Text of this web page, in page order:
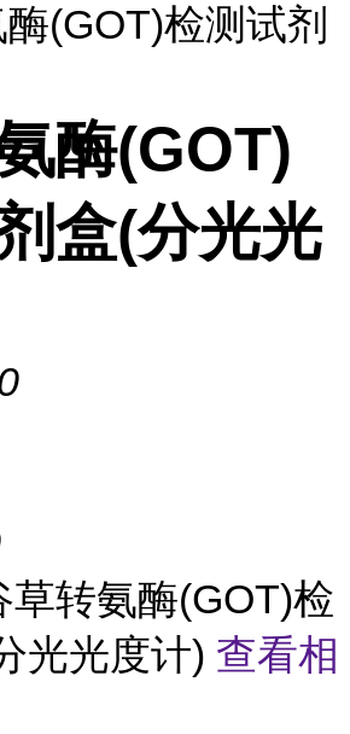
(GOT)检测试剂
酶(GOT)
盒(分光光
草转氨酶(GOT)检
光光度计) 查看相